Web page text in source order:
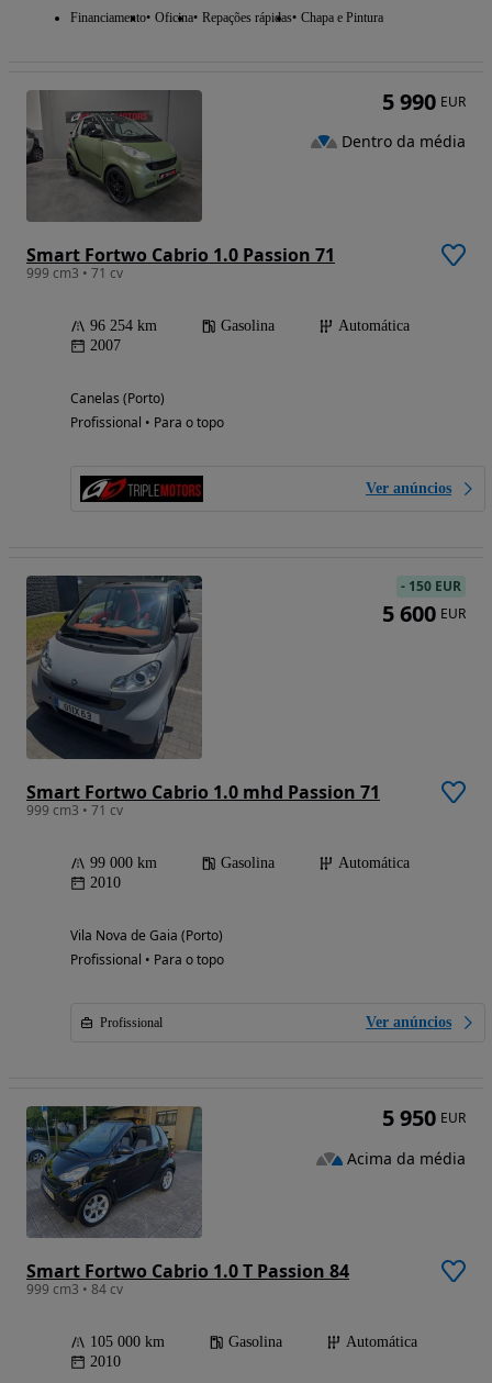
Financiamento Oficina Repações rápidas Chapa e Pintura
Smart Fortwo Cabrio 1.0 Passion 71
999 cm3 • 71 cv
96 254 km Gasolina
Automática
2007
Canelas (Porto)
Profissional • Para o topo
Ver anúncios
5 990 EUR
Dentro da média
Smart Fortwo Cabrio 1.0 mhd Passion 71
999 cm3 • 71 cv
99 000 km Gasolina
Automática
2010
Vila Nova de Gaia (Porto)
Profissional • Para o topo
Profissional Ver anúncios
- 150 EUR
5 600 EUR
Smart Fortwo Cabrio 1.0 T Passion 84
999 cm3 • 84 cv
105 000 km Gasolina
Automática
2010
5 950 EUR
Acima da média